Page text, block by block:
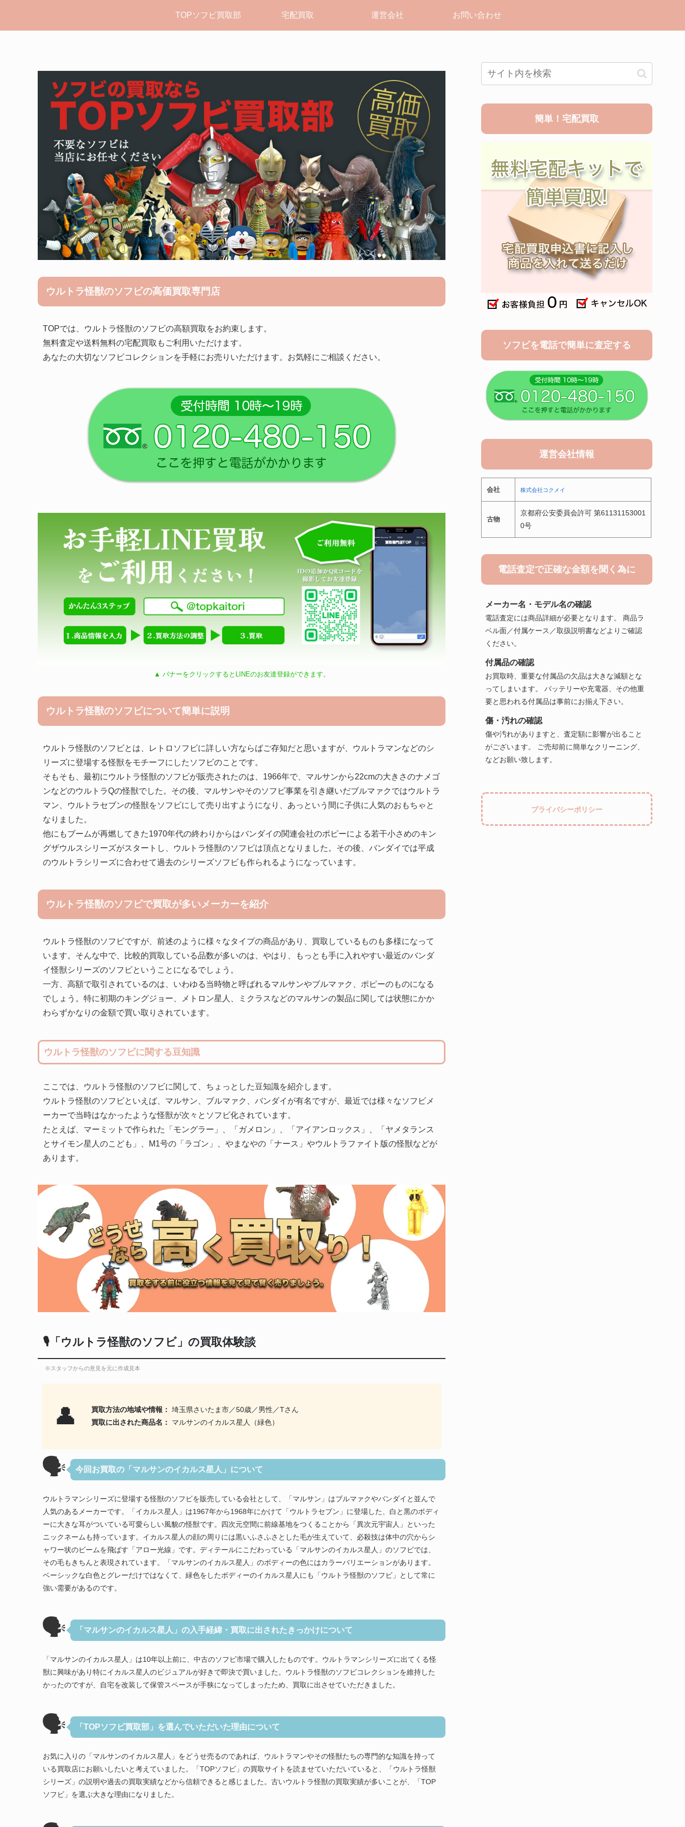
TOPソフビ買取部 宅配買取 運営会社 お問い合わせ
ウルトラ怪獣のソフビの高価買取専門店
TOPでは、ウルトラ怪獣のソフビの高額買取をお約束します。
無料査定や送料無料の宅配買取もご利用いただけます。
あなたの大切なソフビコレクションを手軽にお売りいただけます。お気軽にご相談ください。
▲ バナーをクリックするとLINEのお友達登録ができます。
ウルトラ怪獣のソフビについて簡単に説明
ウルトラ怪獣のソフビとは、レトロソフビに詳しい方ならばご存知だと思いますが、ウルトラマンなどのシ
リーズに登場する怪獣をモチーフにしたソフビのことです。
そもそも、最初にウルトラ怪獣のソフビが販売されたのは、1966年で、マルサンから22cmの大きさのナメゴ
ンなどのウルトラQの怪獣でした。その後、マルサンやそのソフビ事業を引き継いだブルマァクではウルトラ
マン、ウルトラセブンの怪獣をソフビにして売り出すようになり、あっという間に子供に人気のおもちゃと
なりました。
他にもブームが再燃してきた1970年代の終わりからはバンダイの関連会社のポピーによる若干小さめのキン
グザウルスシリーズがスタートし、ウルトラ怪獣のソフビは頂点となりました。その後、バンダイでは平成
のウルトラシリーズに合わせて過去のシリーズソフビも作られるようになっています。
ウルトラ怪獣のソフビで買取が多いメーカーを紹介
ウルトラ怪獣のソフビですが、前述のように様々なタイプの商品があり、買取しているものも多様になって
います。そんな中で、比較的買取している品数が多いのは、やはり、もっとも手に入れやすい最近のバンダ
イ怪獣シリーズのソフビということになるでしょう。
一方、高額で取引されているのは、いわゆる当時物と呼ばれるマルサンやブルマァク、ポピーのものになる
でしょう。特に初期のキングジョー、メトロン星人、ミクラスなどのマルサンの製品に関しては状態にかか
わらずかなりの金額で買い取りされています。
ウルトラ怪獣のソフビに関する豆知識
ここでは、ウルトラ怪獣のソフビに関して、ちょっとした豆知識を紹介します。
ウルトラ怪獣のソフビといえば、マルサン、ブルマァク、バンダイが有名ですが、最近では様々なソフビメ
ーカーで当時はなかったような怪獣が次々とソフビ化されています。
たとえば、マーミットで作られた「モングラー」、「ガメロン」、「アイアンロックス」、「ヤメタランス
とサイモン星人のこども」、M1号の「ラゴン」、やまなやの「ナース」やウルトラファイト版の怪獣などが
あります。
🎙「ウルトラ怪獣のソフビ」の買取体験談
※スタッフからの意見を元に作成見本
👤 買取方法の地域や情報： 埼玉県さいたま市／50歳／男性／Tさん
買取に出された商品名：
マルサンのイカルス星人（緑色）
🗣 今回お買取の「マルサンのイカルス星人」について
ウルトラマンシリーズに登場する怪獣のソフビを販売している会社として、「マルサン」はブルマァクやバンダイと並んで
人気のあるメーカーです。「イカルス星人」は1967年から1968年にかけて「ウルトラセブン」に登場した、白と黒のボディ
ーに大きな耳がついている可愛らしい風貌の怪獣です。四次元空間に前線基地をつくることから「異次元宇宙人」といった
ニックネームも持っています。イカルス星人の顔の周りには黒いふさふさとした毛が生えていて、必殺技は体中の穴からシ
ャワー状のビームを飛ばす「アロー光線」です。ディテールにこだわっている「マルサンのイカルス星人」のソフビでは、
その毛もきちんと表現されています。「マルサンのイカルス星人」のボディーの色にはカラーバリエーションがあります。
ベーシックな白色とグレーだけではなくて、緑色をしたボディーのイカルス星人にも「ウルトラ怪獣のソフビ」として常に
強い需要があるのです。
🗣 「マルサンのイカルス星人」の入手経緯・買取に出されたきっかけについて
「マルサンのイカルス星人」は10年以上前に、中古のソフビ市場で購入したものです。ウルトラマンシリーズに出てくる怪
獣に興味があり特にイカルス星人のビジュアルが好きで即決で買いました。ウルトラ怪獣のソフビコレクションを維持した
かったのですが、自宅を改装して保管スペースが手狭になってしまったため、買取に出させていただきました。
🗣 「TOPソフビ買取部」を選んでいただいた理由について
お気に入りの「マルサンのイカルス星人」をどうせ売るのであれば、ウルトラマンやその怪獣たちの専門的な知識を持って
いる買取店にお願いしたいと考えていました。「TOPソフビ」の買取サイトを読ませていただいていると、「ウルトラ怪獣
シリーズ」の説明や過去の買取実績などから信頼できると感じました。古いウルトラ怪獣の買取実績が多いことが、「TOP
ソフビ」を選ぶ大きな理由になりました。
簡単！宅配買取
ソフビを電話で簡単に査定する
運営会社情報
会社 株式会社コクメイ
古物
京都府公安委員会許可 第61131153001
0号
電話査定で正確な金額を聞く為に
メーカー名・モデル名の確認
電話査定には商品詳細が必要となります。 商品ラ
ベル面／付属ケース／取扱説明書などよりご確認
ください。
付属品の確認
お買取時、重要な付属品の欠品は大きな減額とな
ってしまいます。 バッテリーや充電器、その他重
要と思われる付属品は事前にお揃え下さい。
傷・汚れの確認
傷や汚れがありますと、査定額に影響が出ること
がございます。 ご売却前に簡単なクリーニング、
などお願い致します。
プライバシーポリシー